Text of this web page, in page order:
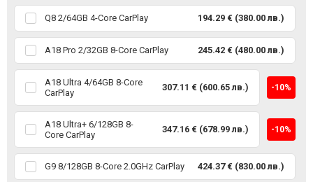
Q8 2/64GB 4-Core CarPlay 194.29 € (380.00 лв.)
A18 Pro 2/32GB 8-Core CarPlay 245.42 € (480.00 лв.)
A18 Ultra 4/64GB 8-Core
CarPlay
307.11 € (600.65 лв.) -10%
A18 Ultra+ 6/128GB 8-
Core CarPlay
347.16 € (678.99 лв.) -10%
G9 8/128GB 8-Core 2.0GHz CarPlay 424.37 € (830.00 лв.)